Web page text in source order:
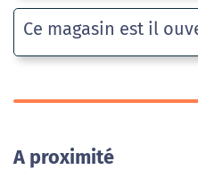
Ce magasin est il
A proximité